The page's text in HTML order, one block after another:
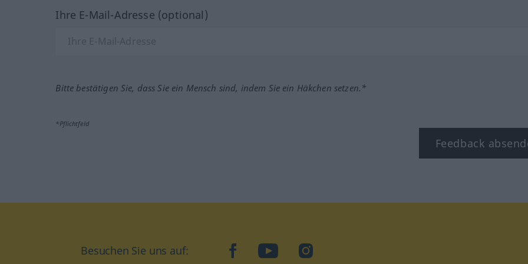
Ihre E-Mail-Adresse (optional)
Bitte bestätigen Sie, dass Sie ein Mensch sind, indem Sie ein Häkchen setzen.*
*Pflichtfeld
Feedback
Besuchen Sie uns auf: facebookYouTubeInstagram